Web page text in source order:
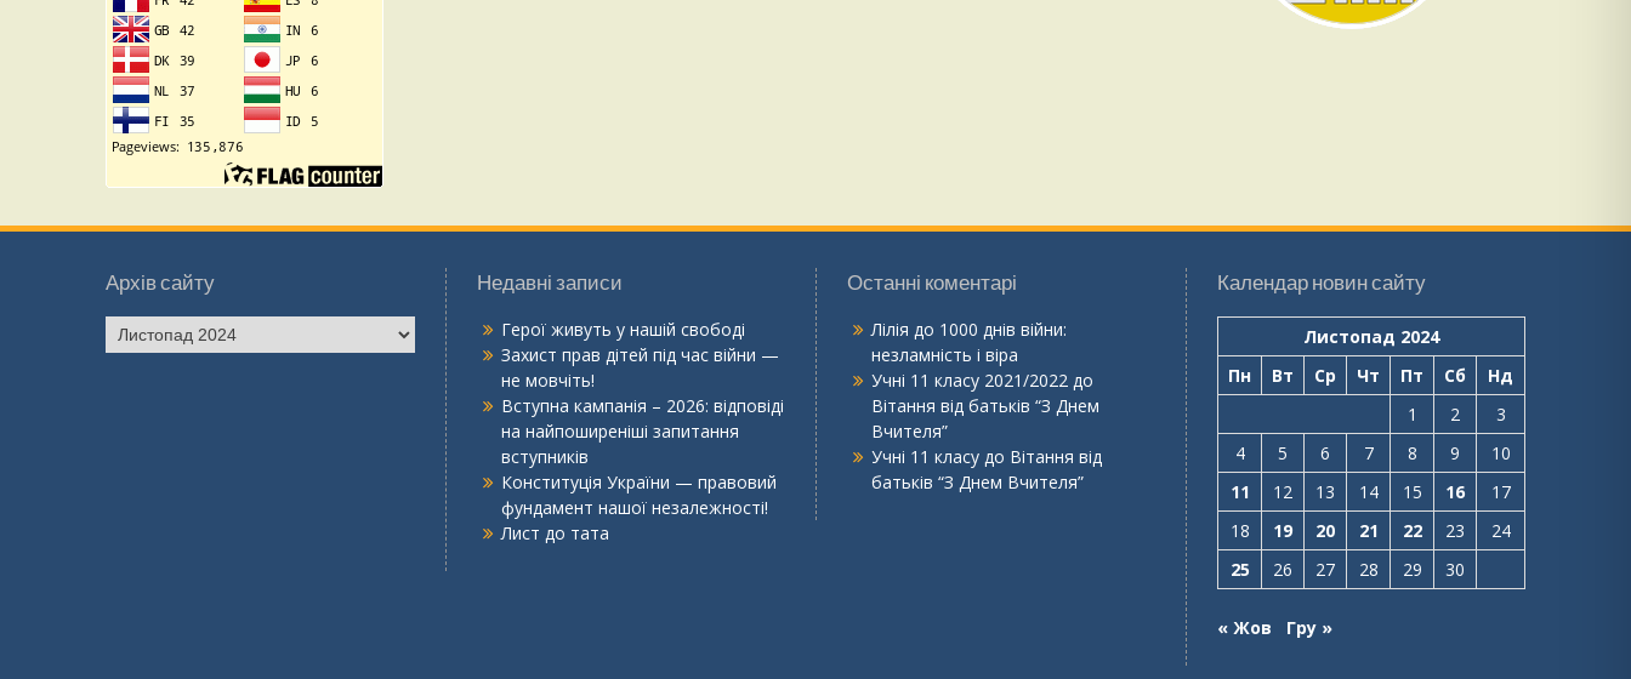
Архів сайту Недавні записи
Герої живуть у нашій свободі
Захист прав дітей під час війни —
не мовчіть!
Вступна кампанія – 2026: відповіді
на найпоширеніші запитання
вступників
Конституція України — правовий
фундамент нашої незалежності!
Лист до тата
Останні коментарі
Лілія до 1000 днів війни:
незламність і віра
Учні 11 класу 2021/2022 до
Вітання від батьків “З Днем
Вчителя”
Учні 11 класу до Вітання від
батьків “З Днем Вчителя”
Календар новин сайту
Листопад 2024
Пн
Вт Ср Чт Пт Сб
Нд
1
2
3
4
5 6 7 8 9
10
11
12 13 14 15 16
17
18
19 20 21 22 23
24
25
26 27 28 29 30
« Жов Гру »